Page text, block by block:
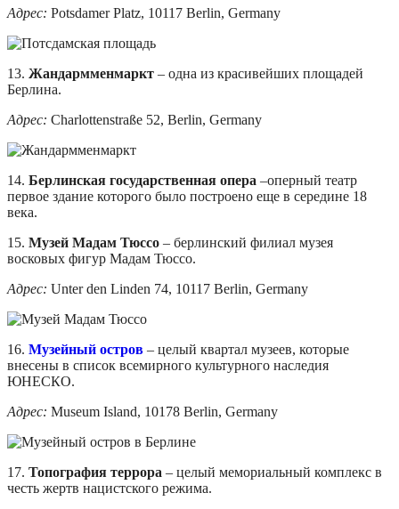
Адрес: Potsdamer Platz, 10117 Berlin, Germany
13. Жандармменмаркт – одна из красивейших площадей
Берлина.
Адрес: Charlottenstraße 52, Berlin, Germany
14. Берлинская государственная опера –оперный театр
первое здание которого было построено еще в середине 18
века.
15. Музей Мадам Тюссо – берлинский филиал музея
восковых фигур Мадам Тюссо.
Адрес: Unter den Linden 74, 10117 Berlin, Germany
16. Музейный остров – целый квартал музеев, которые
внесены в список всемирного культурного наследия
ЮНЕСКО.
Адрес: Museum Island, 10178 Berlin, Germany
17. Топография террора – целый мемориальный комплекс в
честь жертв нацистского режима.